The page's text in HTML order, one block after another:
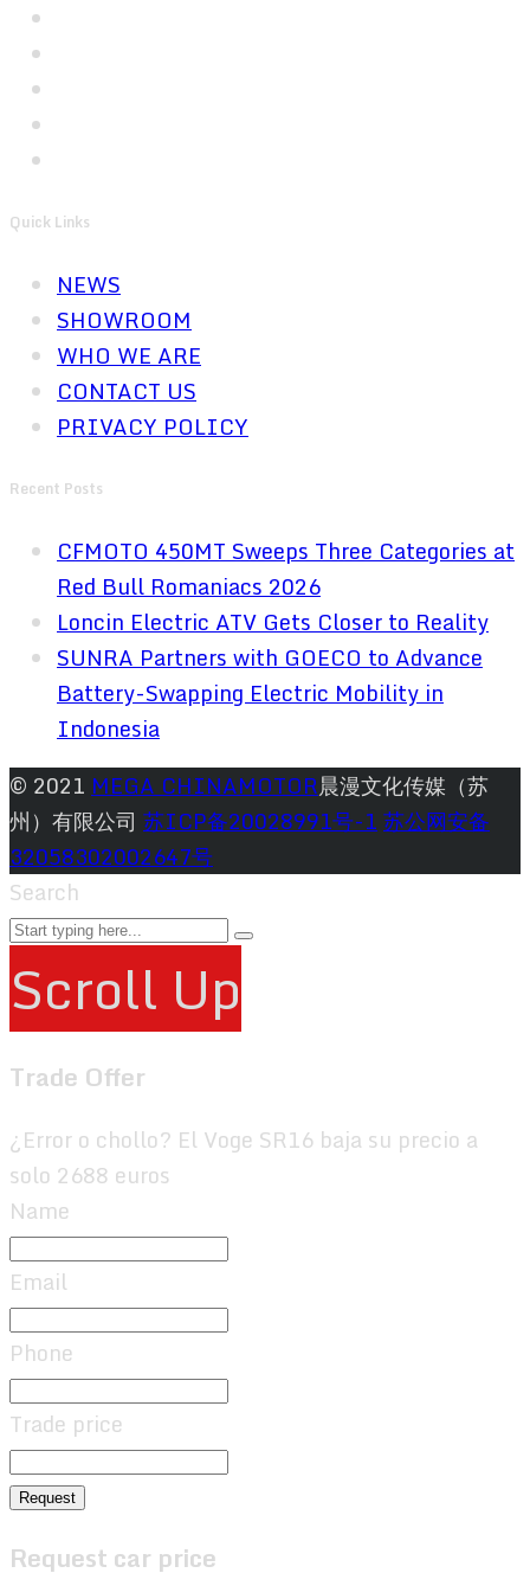
Quick Links
NEWS
SHOWROOM
WHO WE ARE
CONTACT US
PRIVACY POLICY
Recent Posts
CFMOTO 450MT Sweeps Three Categories at
Red Bull Romaniacs 2026
Loncin Electric ATV Gets Closer to Reality
SUNRA Partners with GOECO to Advance
Battery-Swapping Electric Mobility in
Indonesia
© 2021 MEGA CHINAMOTOR晨漫文化传媒（苏
州）有限公司 苏ICP备20028991号-1苏公网安备
32058302002647号
Search
Scroll Up
Trade Offer
¿Error o chollo? El Voge SR16 baja su precio a
solo 2688 euros
Name
Email
Phone
Trade price
Request
Request car price